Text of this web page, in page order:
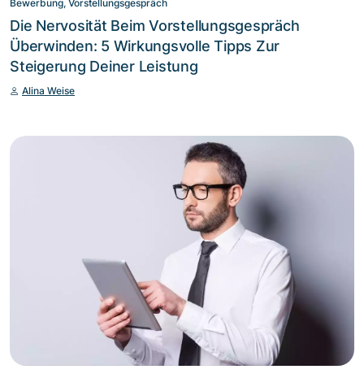
Bewerbung, Vorstellungsgespräch
Die Nervosität Beim Vorstellungsgespräch
Überwinden: 5 Wirkungsvolle Tipps Zur
Steigerung Deiner Leistung
Alina Weise